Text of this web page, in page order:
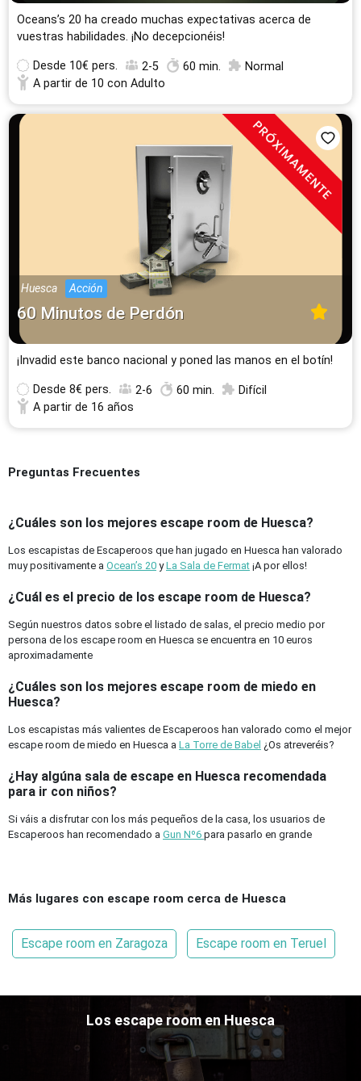
Oceans’s 20 ha creado muchas expectativas acerca de
vuestras habilidades. ¡No decepcionéis!
Desde 10€ pers. 2-5 60 min.
Normal
A partir de 10 con Adulto
Huesca Acción
60 Minutos de Perdón
¡Invadid este banco nacional y poned las manos en el botín!
Desde 8€ pers. 2-6 60 min.
Difícil
A partir de 16 años
Preguntas Frecuentes
¿Cuáles son los mejores escape room de Huesca?
Los escapistas de Escaperoos que han jugado en Huesca han valorado
muy positivamente a Ocean’s 20 yLa Sala de Fermat ¡A por ellos!
¿Cuál es el precio de los escape room de Huesca?
Según nuestros datos sobre el listado de salas, el precio medio por
persona de los escape room en Huesca se encuentra en 10 euros
aproximadamente
¿Cuáles son los mejores escape room de miedo en
Huesca?
Los escapistas más valientes de Escaperoos han valorado como el mejor
escape room de miedo en Huesca a La Torre de Babel ¿Os atreveréis?
¿Hay algúna sala de escape en Huesca recomendada
para ir con niños?
Si váis a disfrutar con los más pequeños de la casa, los usuarios de
Escaperoos han recomendado a Gun Nº6 para pasarlo en grande
Más lugares con escape room cerca de Huesca
Escape room en Zaragoza Escape room en Teruel
Los escape room en Huesca